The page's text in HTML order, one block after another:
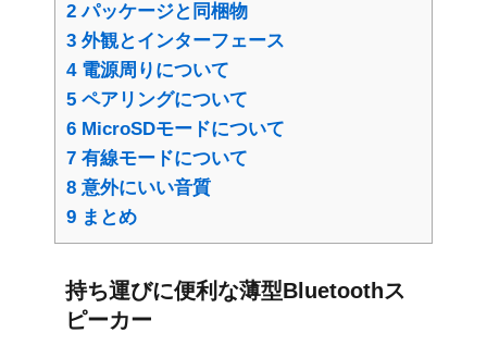
2 パッケージと同梱物
3 外観とインターフェース
4電源周りについて
5 ペアリングについて
6 MicroSDモードについて
7 有線モードについて
8 意外にいい音質
9 まとめ
持ち運びに便利な薄型Bluetoothス
ピーカー